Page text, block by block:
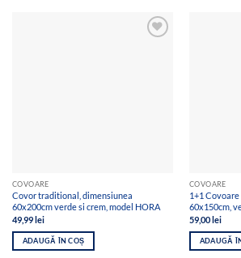
COVOARE
Covor traditional, dimensiunea
60x200cm verde si crem, model HORA
49,99 lei
ADAUGĂ ÎN COȘ
COVOARE
1+1
60x150cm,
59,00 lei
ADAUGĂ